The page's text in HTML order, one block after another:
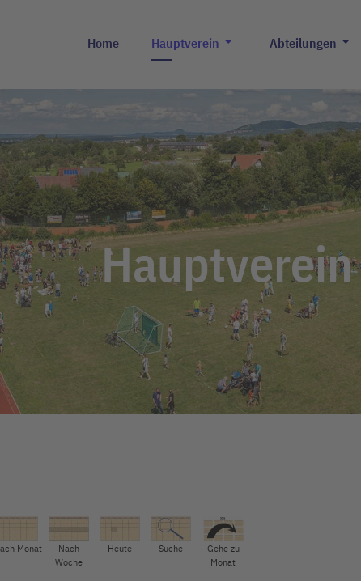
Home Hauptverein Abteilungen
Hauptverein
Monat
Nach
Woche
Heute Suche
Gehe zu
Monat